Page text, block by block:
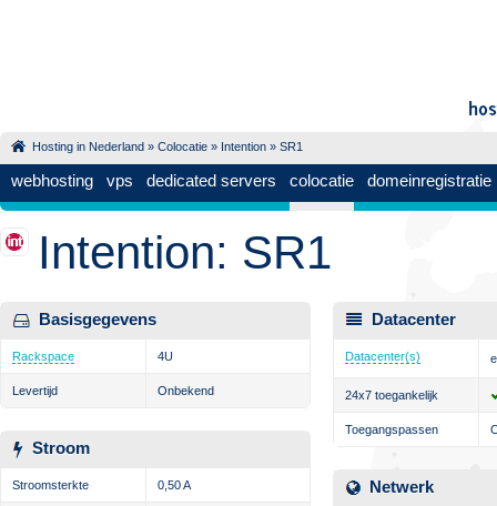
Hosting in Nederland » Colocatie » Intention » SR1
webhosting vps dedicated servers colocatie domeinregistratie
Intention: SR1
Basisgegevens
Rackspace 4U
Levertijd Onbekend
Stroom
Stroomsterkte 0,50 A
Datacenter
Datacenter(s)
24x7 toegankelijk
Toegangspassen
Netwerk